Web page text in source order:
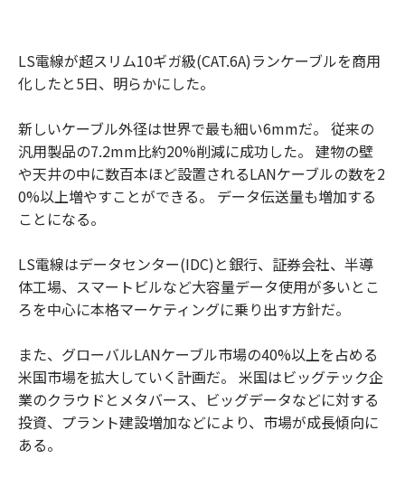
LS電線が超スリム10ギガ級(CAT.6A)ランケーブルを商用
化したと5日、明らかにした。
新しいケーブル外径は世界で最も細い6mmだ。 従来の
汎用製品の7.2mm比約20%削減に成功した。 建物の壁
や天井の中に数百本ほど設置されるLANケーブルの数を2
0%以上増やすことができる。 データ伝送量も増加する
ことになる。
LS電線はデータセンター(IDC)と銀行、証券会社、半導
体工場、スマートビルなど大容量データ使用が多いとこ
ろを中心に本格マーケティングに乗り出す方針だ。
また、グローバルLANケーブル市場の40%以上を占める
米国市場を拡大していく計画だ。 米国はビッグテック企
業のクラウドとメタバース、ビッグデータなどに対する
投資、プラント建設増加などにより、市場が成長傾向に
ある。